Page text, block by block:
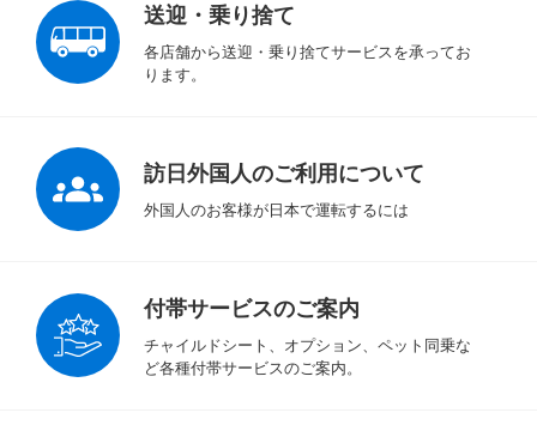
送迎・乗り捨て
各店舗から送迎・乗り捨てサービスを承ってお
ります。
訪日外国人のご利用について
外国人のお客様が日本で運転するには
付帯サービスのご案内
チャイルドシート、オプション、ペット同乗な
ど各種付帯サービスのご案内。